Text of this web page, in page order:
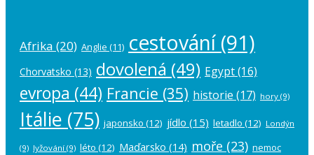
Afrika (20) Anglie (11) cestování(91)
Chorvatsko (13) dovolená (49) Egypt(16)
evropa (44) Francie (35) historie (17) hory (9)
Itálie (75) japonsko (12) jídlo (15) letadlo (12) Londýn
(9) lyžování (9) léto (12) Maďarsko (14) moře (23) nemoc